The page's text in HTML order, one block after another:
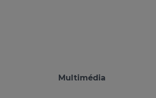
Multimédia